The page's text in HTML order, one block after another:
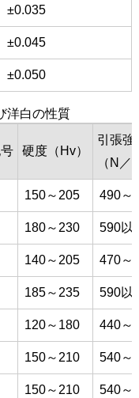
±0.035
±0.045
±0.050
洋白の性質
硬度（Hv）
引張強
（N／
150～205 490～
180～230 590以
140～205 470～
185～235 590以
120～180 440～
150～210 540～
150～210 540～